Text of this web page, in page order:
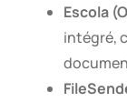
Escola
intégré,